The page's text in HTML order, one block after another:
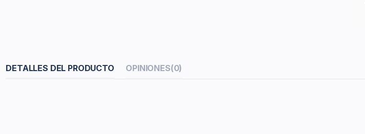
DETALLES DEL PRODUCTO OPINIONES(0)